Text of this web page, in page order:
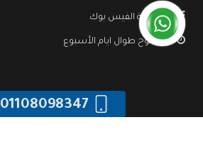
صفحة الفيس بوك
مفتوح طوال ايام الأسبوع
01108098347